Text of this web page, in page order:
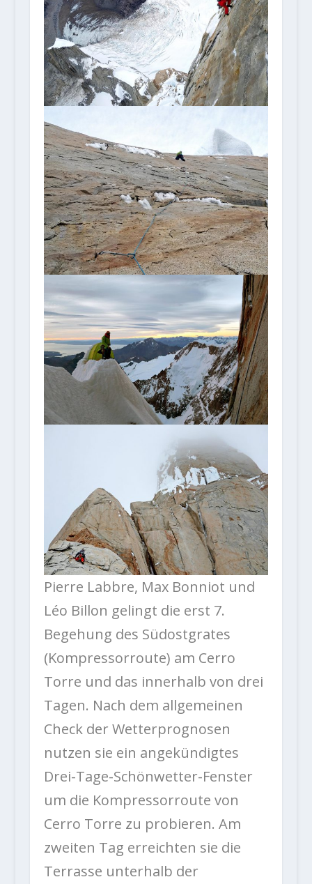
Pierre Labbre, Max Bonniot und
Léo Billon gelingt die erst 7.
Begehung des Südostgrates
(Kompressorroute) am Cerro
Torre und das innerhalb von drei
Tagen. Nach dem allgemeinen
Check der Wetterprognosen
nutzen sie ein angekündigtes
Drei-Tage-Schönwetter-Fenster
um die Kompressorroute von
Cerro Torre zu probieren. Am
zweiten Tag erreichten sie die
Terrasse unterhalb der